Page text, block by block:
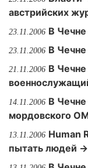
австрийских
23.11.2006 В
23.11.2006 В
21.11.2006 В Чечне
14.11.2006 В Чечне
мордовского
13.11.2006 Human
пытать людей →